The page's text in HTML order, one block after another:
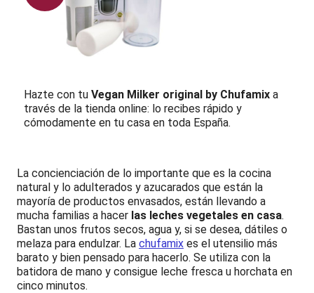
Hazte con tu Vegan Milker original by Chufamix a
través de la tienda online: lo recibes rápido y
cómodamente en tu casa en toda España.
La concienciación de lo importante que es la cocina
natural y lo adulterados y azucarados que están la
mayoría de productos envasados, están llevando a
mucha familias a hacer las leches vegetales en casa.
Bastan unos frutos secos, agua y, si se desea, dátiles o
melaza para endulzar. La chufamix es el utensilio más
barato y bien pensado para hacerlo. Se utiliza con la
batidora de mano y consigue leche fresca u horchata en
cinco minutos.